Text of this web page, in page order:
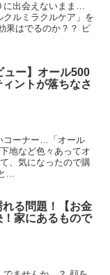
に出会えないまま…
ルミラクルケア」を
果はでるのか？？ ピ
ュー】オール500
ントが落ちなさ
コーナー…「オール
地など色々あってオ
、気になったので購
...
る問題！【お金
家にあるもので